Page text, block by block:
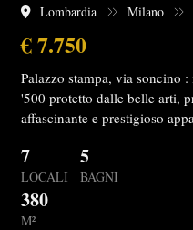
Lombardia Milano
€ 7.750
Palazzo stampa, via soncino
'500 protetto dalle belle arti,
affascinante e prestigioso
7
LOCALI
5
BAGNI
380
M²